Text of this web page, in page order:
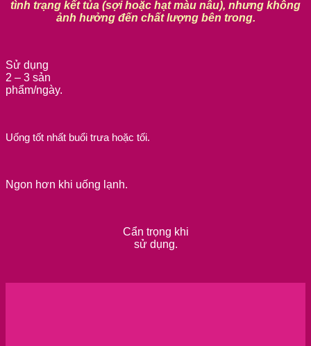
tình trạng kết tủa (sợi hoặc hạt màu nâu), nhưng không
ảnh hưởng đến chất lượng bên trong.
Sử dụng
2 – 3 sản
phẩm/ngày.
Uống tốt nhất buổi trưa hoặc tối.
Ngon hơn khi uống lạnh.
Cẩn trọng khi
sử dụng.